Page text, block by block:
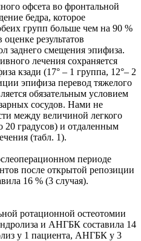
офсета во фронтальной
бедра, которое
групп больше чем на 90 %
результатов
заднего смещения эпифиза.
лечения сохраняется
кзади (17° – 1 группа, 12°– 2
эпифиза перевод тяжелого
обязательным условием
сосудов. Нами не
между величиной легкого
20 градусов) и отдаленным
(табл. 1).
периоде
после открытой репозиции
16 % (3 случая).
ротационной остеотомии
и АНГБК составила 14
у 1 пациента, АНГБК у 3